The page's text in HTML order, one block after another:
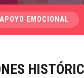
APOYO EMOCIONAL